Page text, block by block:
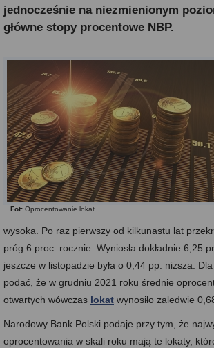
jednocześnie na niezmienionym
główne stopy procentowe NBP.
Fot: Oprocentowanie lokat
wysoka. Po raz pierwszy od kilkunastu lat
próg 6 proc. rocznie. Wyniosła dokładnie 6,25
jeszcze w listopadzie była o 0,44 pp. niższa.
podać, że w grudniu 2021 roku średnie
otwartych wówczas lokat wynosiło zaledwie
Narodowy Bank Polski podaje przy tym, że
oprocentowania w skali roku mają te lokaty,